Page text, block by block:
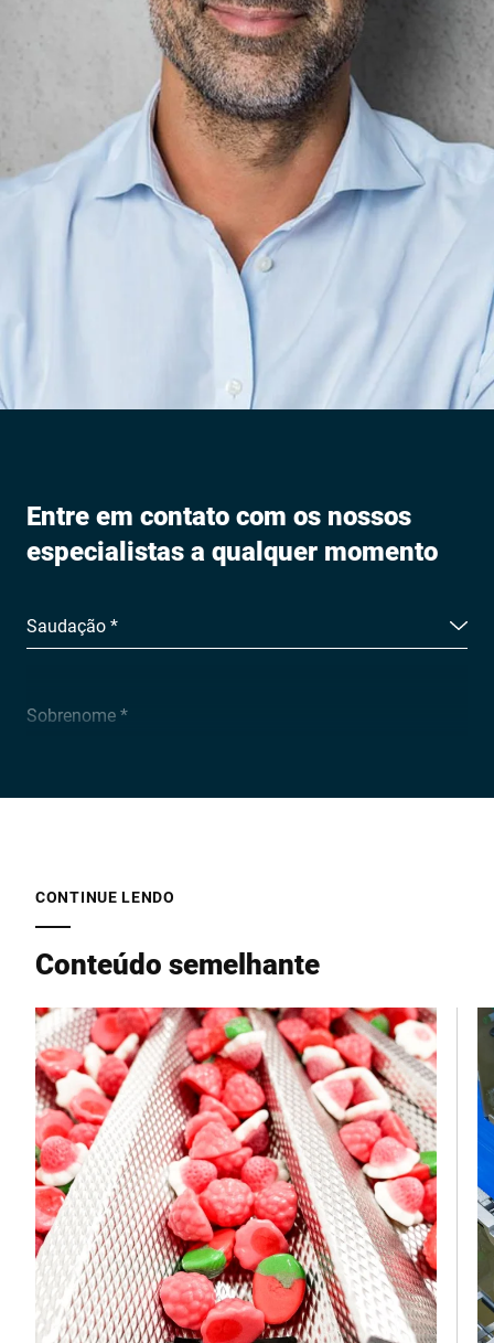
Entre em contato com os nossos
especialistas a qualquer momento
Saudação *
Sobrenome *
Empresa *
E-mail *
Telefone *
Rua *
Código Postal *
Cidade *
País *
CONTINUE LENDO
Conteúdo semelhante